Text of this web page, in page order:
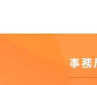
事務